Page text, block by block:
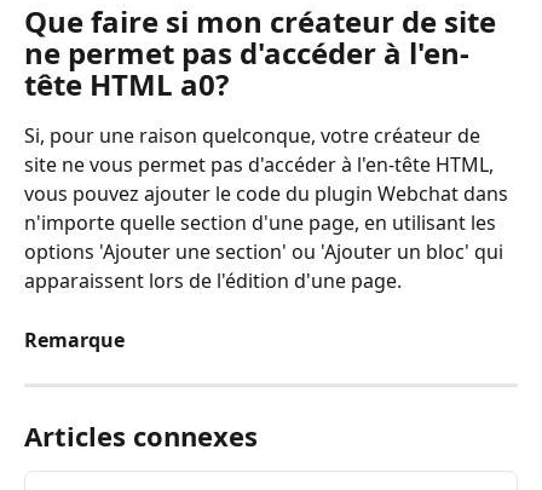
Que faire si mon créateur de site
ne permet pas d'accéder à l'en-
tête HTML a0?
Si, pour une raison quelconque, votre créateur de
site ne vous permet pas d'accéder à l'en-tête HTML,
vous pouvez ajouter le code du plugin Webchat dans
n'importe quelle section d'une page, en utilisant les
options 'Ajouter une section' ou 'Ajouter un bloc' qui
apparaissent lors de l'édition d'une page.
Remarque
Articles connexes